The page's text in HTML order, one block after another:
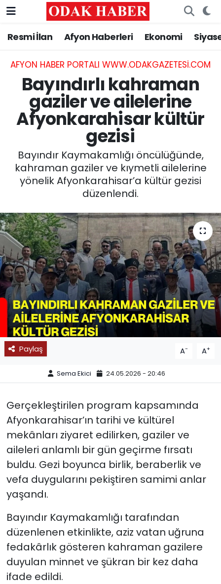
Resmi İlan Afyon Haberleri Ekonomi
AFYON HABER PORTALI WWW.ODAKGAZETESI.COM
Bayındırlı kahraman
gaziler ve ailelerine
Afyonkarahisar kültür
gezisi
Bayındır Kaymakamlığı öncülüğünde,
kahraman gaziler ve kıymetli ailelerine
yönelik Afyonkarahisar’a kültür gezisi
düzenlendi.
Paylaş A- A+
Sema Ekici 24.05.2026 - 20:46
Gerçekleştirilen program kapsamında
Afyonkarahisar’ın tarihi ve kültürel
mekânları ziyaret edilirken, gaziler ve
aileleri anlamlı bir gün geçirme fırsatı
buldu. Gezi boyunca birlik, beraberlik ve
vefa duygularını pekiştiren samimi anlar
yaşandı.
Bayındır Kaymakamlığı tarafından
düzenlenen etkinlikte, aziz vatan uğruna
fedakârlık gösteren kahraman gazilere
duyulan minnet ve şükran bir kez daha
ifade edildi.
AFYONKARAHİSAR HABERLERİ
Resmi İlan
ASAYİŞ
GÜNCEL
EĞİTİM
MAGAZİN
SAĞLIK
SPOR
11:11 MANŞET
Nöbetçi Eczaneler
Hava Durumu
Trafik Durumu
Süper Lig Puan Durumu ve Fikstür
Tüm Manşetler
Son Dakika Haberleri
Haber Arşivi